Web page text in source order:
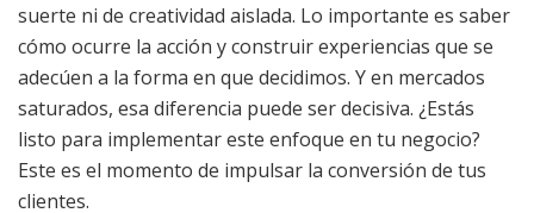
suerte ni de creatividad aislada. Lo importante es saber
cómo ocurre la acción y construir experiencias que se
adecúen a la forma en que decidimos. Y en mercados
saturados, esa diferencia puede ser decisiva. ¿Estás
listo para implementar este enfoque en tu negocio?
Este es el momento de impulsar la conversión de tus
clientes.